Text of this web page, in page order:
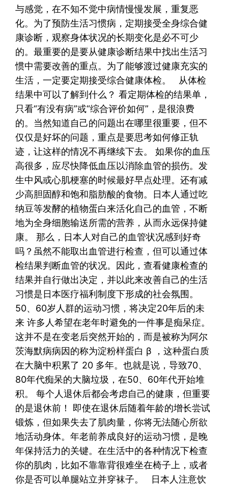
与感觉，在不知不觉中病情慢慢发展，重复恶
化。为了预防生活习惯病，定期接受全身综合健
康诊断，观察身体状况的长期变化是必不可少
的。最重要的是要从健康诊断结果中找出生活习
惯中需要改善的重点。为了能够渡过健康充实的
生活，一定要定期接受综合健康体检。 从体检
结果中可以了解到什么？ 看定期体检的结果单，
只看“有没有病”或“综合评价如何”，是很浪费
的。当然知道自己的问题出在哪里很重要，但不
仅仅是好坏的问题，重点是要思考如何修正轨
迹，让这样的情况不再继续下去。 如果你的血压
高很多，应尽快降低血压以消除血管的损伤。发
生中风或心肌梗塞的时候最好早点处理。还有减
少高胆固醇和饱和脂肪酸的食物。日本人通过吃
纳豆等发酵的植物蛋白来活化自己的血管，不断
地为全身细胞输送所需的营养，从而永远保持健
康。 那么，日本人对自己的血管状况感到好奇
吗？虽然不能取出血管进行检查，但可以通过体
检结果判断血管的状况。因此，查看健康检查的
结果并自行做出决定，并以此来改善自己的生活
习惯是日本医疗福利制度下形成的社会氛围。
50、60岁人群的运动习惯，将决定20年后的未
来 许多人希望在老年时避免的一件事是痴呆症。
这并不是在变老后突然开始的，而是被称为阿尔
茨海默病病因的称为淀粉样蛋白 β ，这种蛋白质
在大脑中积累了 20 多年。也就是说，导致70、
80年代痴呆的大脑垃圾，在50、60年代开始堆
积。 每个人退休后都会考虑自己的健康，但重要
的是退休前！ 即使在退休后随着年龄的增长尝试
锻炼，但如果失去了肌肉量，你将无法随心所欲
地活动身体。年老前养成良好的运动习惯，是晚
年保持活力的关键。在生活中的各种情况下检查
你的肌肉，比如不靠靠背很难坐在椅子上，或者
你是否可以单腿站立并穿袜子。 日本人注意饮